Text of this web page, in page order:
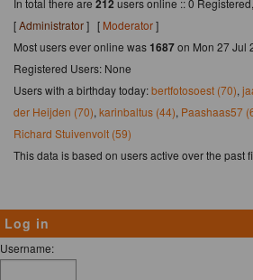
212
[Administrator] [ Moderator]
Most users ever online was1687on Mon 27 Jul
Registered Users: None
Users with a birthday today:bertfotosoest (70),
der Heijden (70), karinbaltus (44), Paashaas57
Richard Stuivenvolt (59)
This data is based on users active over the past
Log in
Username: